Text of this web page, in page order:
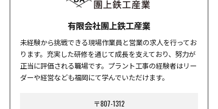
有限会社團上鉄工産業
未経験から挑戦できる現場作業員と営業の求人を行ってお
ります。充実した研修を通じて成長を支えており、努力が
正当に評価される職場です。プラント工事の経験者はリー
ダーや経営なども福岡にて学んでいただけます。
〒807-1312